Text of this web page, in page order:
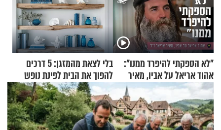
"לא הספקתי להיפרד ממנו":
אהוד אריאל על אביו, מאיר
אריאל ז"ל
בלי לצאת מהמזגן: 5 דרכים
להפוך את הבית לפינת נופש
מעוצבת